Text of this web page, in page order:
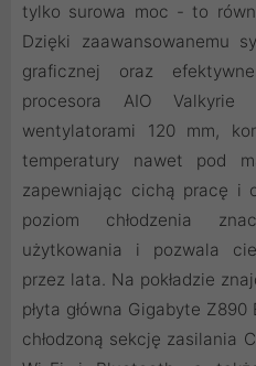
tylko surowa moc - to
Dzięki zaawansowanemu
graficznej oraz
procesora AIO
wentylatorami 120 mm,
temperatury nawet pod
zapewniając cichą pracę i
poziom chłodzenia
użytkowania i pozwala
przez lata. Na pokładzie
płyta główna Gigabyte
chłodzoną sekcję zasilania